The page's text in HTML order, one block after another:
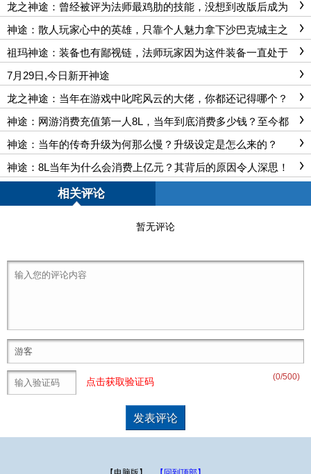
龙之神途：曾经被评为法师最鸡肋的技能，没想到改版后成为
神级！
神途：散人玩家心中的英雄，只靠个人魅力拿下沙巴克城主之
位！
祖玛神途：装备也有鄙视链，法师玩家因为这件装备一直处于
鄙视链底层
7月29日,今日新开神途
龙之神途：当年在游戏中叱咤风云的大佬，你都还记得哪个？
最后一个创下的记录如今也无人敢破！
神途：网游消费充值第一人8L，当年到底消费多少钱？至今都
被玩家讨论
神途：当年的传奇升级为何那么慢？升级设定是怎么来的？
神途：8L当年为什么会消费上亿元？其背后的原因令人深思！
相关评论
暂无评论
(0/500)
点击获取验证码